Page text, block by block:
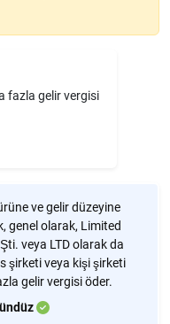
fazla gelir vergisi
ve gelir düzeyine
genel olarak, Limited
veya LTD olarak da
şirketi veya kişi şirketi
gelir vergisi öder.